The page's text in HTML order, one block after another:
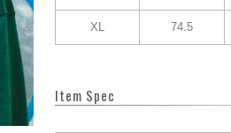
XL 74.5
Item Spec